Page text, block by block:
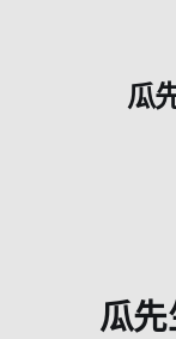
老爺行旅走的是在地
行旅，由荷蘭
光設計顧問等國
量使用窗花、磚
過現代摩登的設計在飯店內重現
文化透過深刻設計，
瓜
瓜